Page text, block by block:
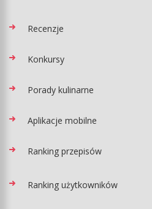
Recenzje
Konkursy
Porady kulinarne
Aplikacje mobilne
Ranking przepisów
Ranking użytkowników